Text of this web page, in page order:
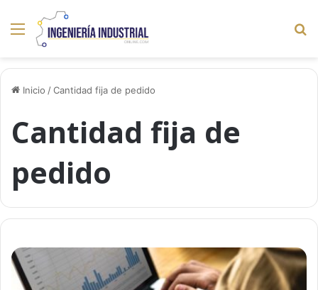
Menú
Inicio /Cantidad fija de pedido
Cantidad fija de
pedido